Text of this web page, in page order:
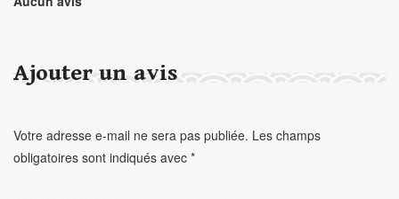
Ajouter un avis
Votre adresse e-mail ne sera pas publiée. Les champs
obligatoires sont indiqués avec *